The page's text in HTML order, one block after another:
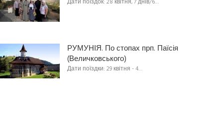
Дати поїздок: 28 квітня, 7 днів/6…
РУМУНІЯ. По стопах прп. Паїсія
(Величковського)
Дати поїздки: 29 квітня - 4…